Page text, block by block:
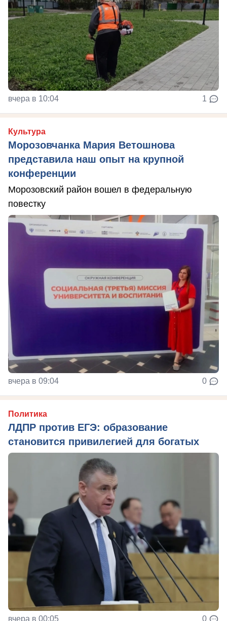
вчера в 10:04 1
Культура
Морозовчанка Мария Ветошнова
представила наш опыт на крупной
конференции
Морозовский район вошел в федеральную
повестку
вчера в 09:04 0
Политика
ЛДПР против ЕГЭ: образование
становится привилегией для богатых
вчера в 00:05 0